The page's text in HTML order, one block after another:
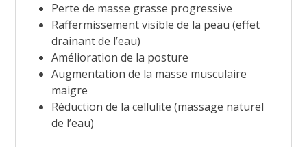
Perte de masse grasse progressive
Raffermissement visible de la peau (effet
drainant de l’eau)
Amélioration de la posture
Augmentation de la masse musculaire
maigre
Réduction de la cellulite (massage naturel
de l’eau)